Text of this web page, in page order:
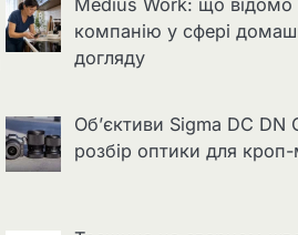
Medius Work: що відомо
компанію у сфері
догляду
Об’єктиви Sigma DC DN
розбір оптики для